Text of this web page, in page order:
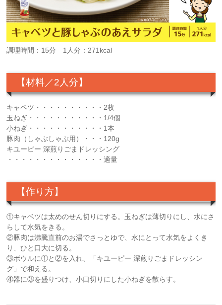
調理時間：15分 1人分：271kcal
【材料／2人分】
キャベツ・・・・・・・・・・2枚
玉ねぎ・・・・・・・・・・・1/4個
小ねぎ・・・・・・・・・・・1本
豚肉（しゃぶしゃぶ用）・・・120g
キユーピー 深煎りごまドレッシング
・・・・・・・・・・・・・・適量
【作り方】
①キャベツは太めのせん切りにする。玉ねぎは薄切りにし、水にさ
らして水気をきる。
②豚肉は沸騰直前のお湯でさっとゆで、水にとって水気をよくき
り、ひと口大に切る。
③ボウルに①と②を入れ、「キユーピー 深煎りごまドレッシン
グ」で和える。
④器に③を盛りつけ、小口切りにした小ねぎを散らす。